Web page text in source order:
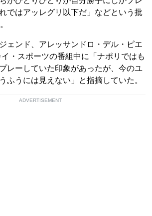
ではアッレグリ以下だ」などという批
ェンド、アレッサンドロ・デル・ピエ
・スポーツの番組中に「ナポリではも
レーしていた印象があったが、今のユ
ふうには見えない」と指摘していた。
ADVERTISEMENT